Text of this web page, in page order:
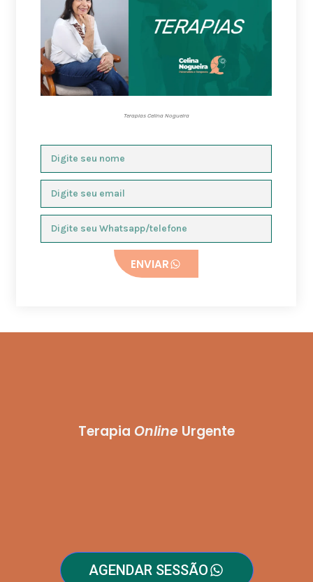
Terapias Celina Nogueira
ENVIAR
Terapia Online Urgente
AGENDAR SESSÃO